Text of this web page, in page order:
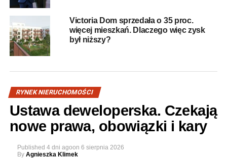
Victoria Dom sprzedała o 35 proc.
więcej mieszkań. Dlaczego więc zysk
był niższy?
RYNEK NIERUCHOMOŚCI
Ustawa deweloperska. Czekają
nowe prawa, obowiązki i kary
Published 4 dni agoon 6 sierpnia 2026
By Agnieszka Klimek